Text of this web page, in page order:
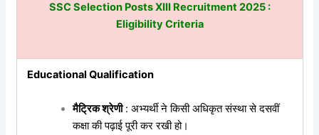
SSC Selection Posts XIII Recruitment 2025 :
Eligibility Criteria
Educational Qualification
मैट्रिक श्रेणी: अभ्यर्थी ने किसी अधिकृत संस्था से दसवीं
कक्षा की पढ़ाई पूरी कर रखी हो।